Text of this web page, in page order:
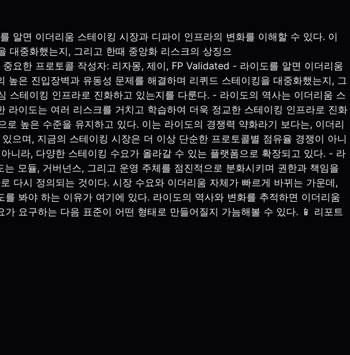
알면 이더리움 스테이킹 시장과 디파이 인프라의 변화를 이해할 수 있다. 이
대중화했는지, 그리고 한때 중앙화 리스크의 상징으
요한 프로토콜 작성자: 리자몽, 제이, FP Validated - 라이도를 알면 이더리움
은 진입장벽과 유동성 문제를 해결하며 리퀴드 스테이킹을 대중화했는지, 그
테이킹 인프라로 진화하고 있는지를 다룬다. - 라이도의 역사는 이더리움 스
이도는 여러 리스크를 거치고 학습하여 더욱 정교한 스테이킹 인프라로 진화
높은 수준을 유지하고 있다. 이는 라이도의 경쟁력 약화라기 보다는, 이더리
으며, 지금의 스테이킹 시장은 더 이상 단순한 프로토콜별 점유율 경쟁이 아니
니라, 다양한 스테이킹 수요가 올라갈 수 있는 플랫폼으로 확장되고 있다. - 라
모듈, 거버넌스, 그리고 운영 주체를 점진적으로 분화시키며 권한과 책임을
다시 정의되는 것이다. 시장 수요와 이더리움 자체가 빠르게 바뀌는 가운데,
봐야 하는 이유가 여기에 있다. 라이도의 역사와 변화를 추적하면 이더리움
요구하는 다음 표준이 어떤 형태로 만들어질지 가늠해볼 수 있다. 📱 리포트